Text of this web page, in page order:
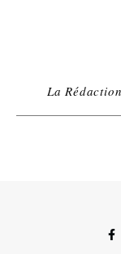
La Rédaction